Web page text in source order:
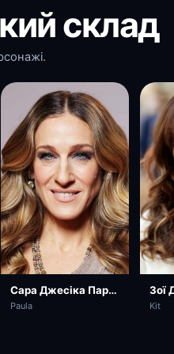
склад
Сара Джесіка Паркер
Paula
Зої
Kit